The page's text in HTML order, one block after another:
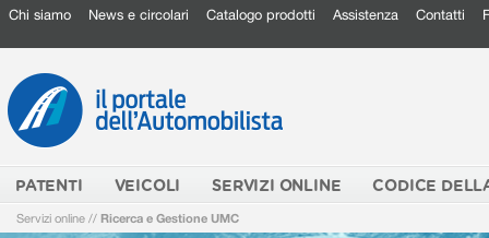
Chi siamo News e circolari Catalogo prodotti Assistenza Contatti
PATENTI VEICOLI SERVIZI ONLINE CODICE
Servizi online // Ricerca e Gestione UMC